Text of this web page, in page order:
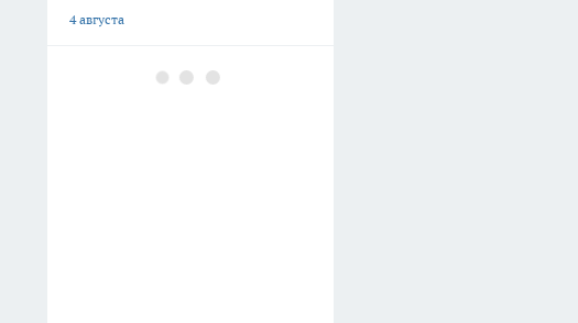
4 августа
В Волгограде здание